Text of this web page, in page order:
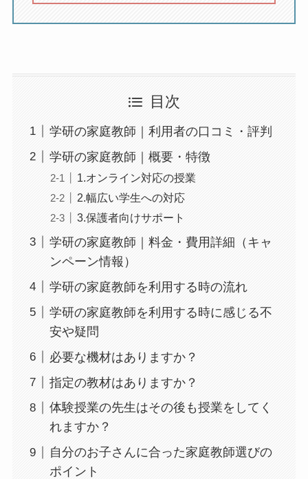
目次
学研の家庭教師｜利用者の口コミ・評判
学研の家庭教師｜概要・特徴
1.オンライン対応の授業
2.幅広い学生への対応
3.保護者向けサポート
学研の家庭教師｜料金・費用詳細（キャ
ンペーン情報）
学研の家庭教師を利用する時の流れ
学研の家庭教師を利用する時に感じる不
安や疑問
必要な機材はありますか？
指定の教材はありますか？
体験授業の先生はその後も授業をしてく
れますか？
自分のお子さんに合った家庭教師選びの
ポイント